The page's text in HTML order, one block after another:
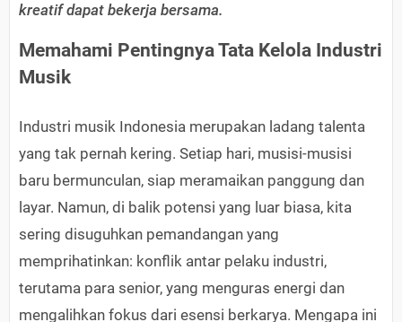
kreatif dapat bekerja bersama.
Memahami Pentingnya Tata Kelola Industri
Musik
Industri musik Indonesia merupakan ladang talenta
yang tak pernah kering. Setiap hari, musisi-musisi
baru bermunculan, siap meramaikan panggung dan
layar. Namun, di balik potensi yang luar biasa, kita
sering disuguhkan pemandangan yang
memprihatinkan: konflik antar pelaku industri,
terutama para senior, yang menguras energi dan
mengalihkan fokus dari esensi berkarya. Mengapa ini